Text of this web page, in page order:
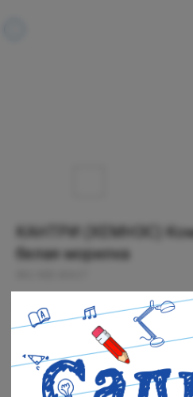
КАНТРИ (ХЕМНЭС)
белая морилка
5 999
Нет в наличии
Черная речка: Нет в наличии
Полюстровский: Нет в наличии